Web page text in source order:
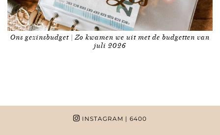
Ons gezinsbudget | Zo kwamen we uit met de budgetten van
juli 2026
INSTAGRAM | 6400